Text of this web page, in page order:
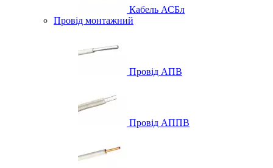
Кабель АСБл
Провід монтажний
Провід АПВ
Провід АППВ